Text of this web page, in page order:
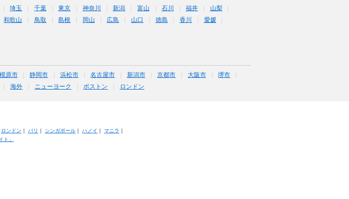
埼玉 千葉 東京 神奈川 新潟 富山 石川 福井
山梨
和歌山 鳥取 島根 岡山 広島 山口 徳島 香川
愛媛
原市 静岡市 浜松市 名古屋市 新潟市 京都市 大阪市
堺市
海外 ニューヨーク ボストン ロンドン
ロンドン ｜ パリ ｜ シンガポール｜ ハノイ ｜ マニラ ｜
ト」